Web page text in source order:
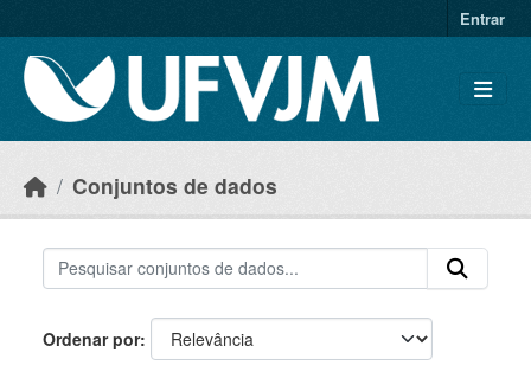
Entrar
Conjuntos de dados
Ordenar por